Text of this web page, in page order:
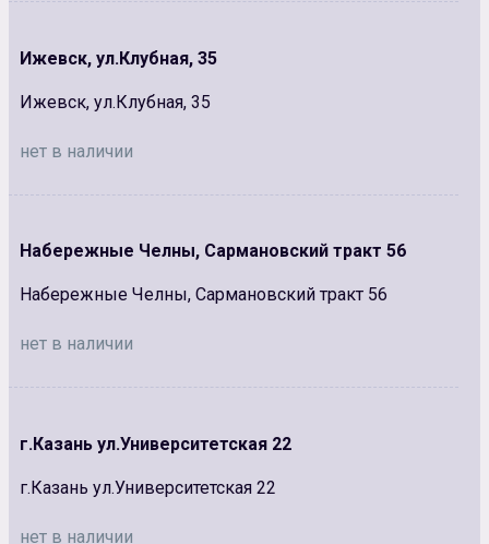
Ижевск, ул.Клубная, 35
Ижевск, ул.Клубная, 35
нет в наличии
Набережные Челны, Сармановский тракт 56
Набережные Челны, Сармановский тракт 56
нет в наличии
г.Казань ул.Университетская 22
г.Казань ул.Университетская 22
нет в наличии